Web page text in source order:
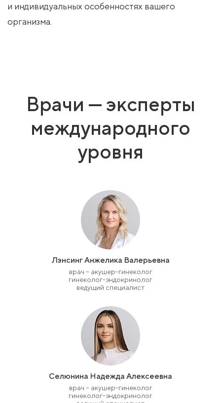
и индивидуальных особенностях вашего
организма.
Врачи — эксперты
международного
уровня
Лэнсинг Анжелика Валерьевна
врач – акушер-гинеколог
гинеколог-эндокринолог
ведущий специалист
Селюнина Надежда Алексеевна
врач – акушер-гинеколог
гинеколог-эндокринолог